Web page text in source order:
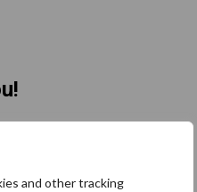
and other tracking
blijft
en
houden handel